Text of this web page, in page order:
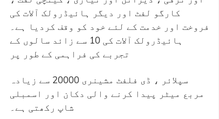
کارگو لفٹ اور دیگر ہائیڈرولک آلات کی
فروخت اور خدمت کے لئے خود کو وقف کردیا ہے۔
ہائیڈرولک آلات کی 10 سے زائد سالوں کے
تجربے کی فراہمی کے طور پر
سپلائر ، ڈی فلفٹ مشینری 20000 سے زیادہ
مربع میٹر پیدا کرنے والی دکان اور اسمبلی
شاپ رکھتی ہے۔